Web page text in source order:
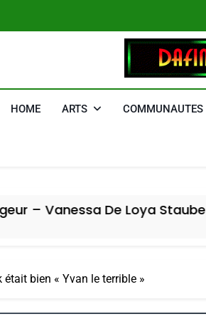
HOME ARTS COMMUNAUTES
De Loya Stauber
était bien « Yvan le terrible »